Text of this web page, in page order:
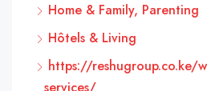
Home & Family, Parenting
Hôtels & Living
https://reshugroup.co.ke/